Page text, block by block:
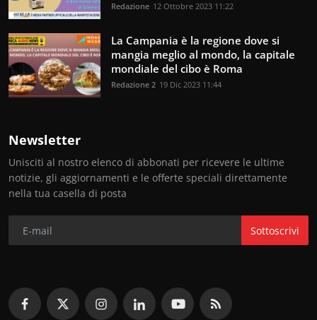
Redazione 12 Ottobre 2023 11:22
La Campania è la regione dove si
mangia meglio al mondo, la capitale
mondiale del cibo è Roma
Redazione 2 19 Dic 2023 11:44
Newsletter
Unisciti al nostro elenco di abbonati per ricevere le ultime
notizie, gli aggiornamenti e le offerte speciali direttamente
nella tua casella di posta
Sottoscrivi